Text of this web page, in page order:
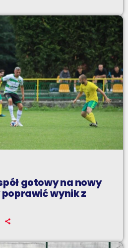
gotowy na nowy
poprawić wynik z